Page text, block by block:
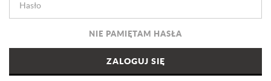
NIE PAMIĘTAM HASŁA